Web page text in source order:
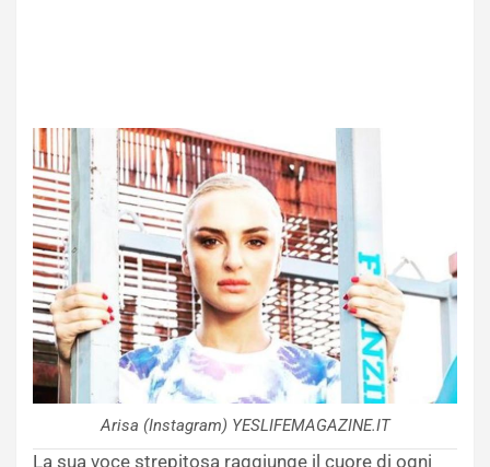
Arisa (Instagram) YESLIFEMAGAZINE.IT
La sua voce strepitosa raggiunge il cuore di ogni